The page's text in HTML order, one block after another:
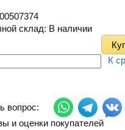
склад: В наличии
К
вопрос:
и оценки покупателей